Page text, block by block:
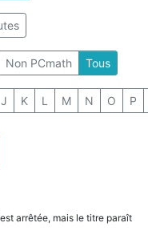
Non PCmath Tous
J K L M N O P
arrêtée, mais le titre paraît